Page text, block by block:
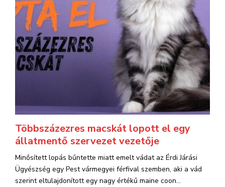
Többszázezres macskát lopott el egy
állatmentő szervezet vezetője
Minősített lopás bűntette miatt emelt vádat az Érdi Járási
Ügyészség egy Pest vármegyei férfival szemben, aki a vád
szerint eltulajdonított egy nagy értékű maine coon...